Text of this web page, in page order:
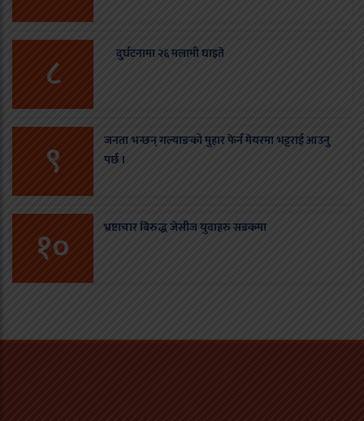
८ दुर्घटनामा २६ मलामी घाइते
९
जनता भन्छन् गल्याङको मुहार फेर्न मेयरमा भट्टराई आउनु
पर्छ ।
१० भ्रष्टाचार बिरुद्ध जेसीज युवाहरु सडकमा